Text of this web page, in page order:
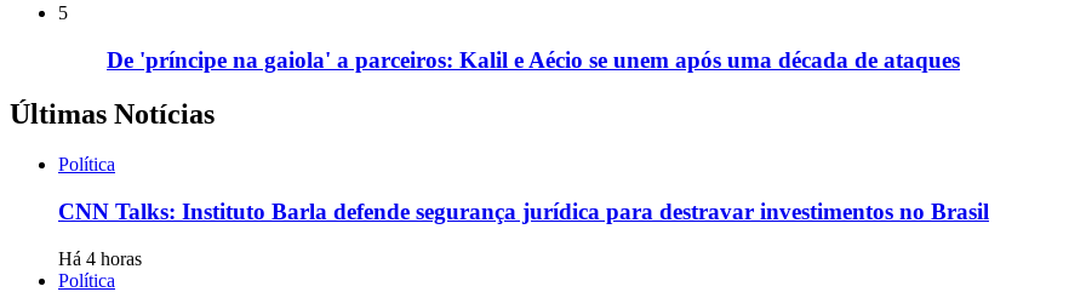
5
De 'príncipe na gaiola' a parceiros: Kalil e Aécio se unem após uma década de ataques
Últimas Notícias
Política
CNN Talks: Instituto Barla defende segurança jurídica para destravar investimentos no Brasil
Há 4 horas
Política